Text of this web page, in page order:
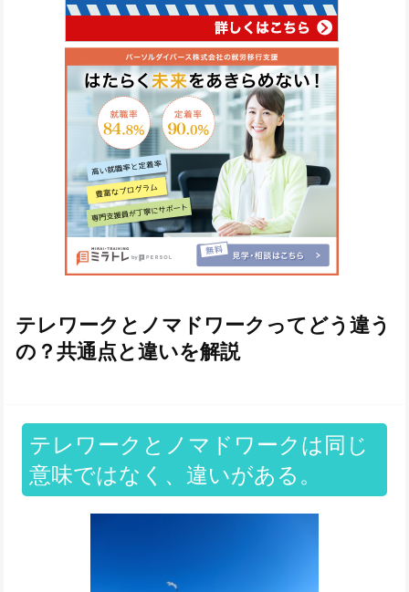
テレワークとノマドワークってどう違う
の？共通点と違いを解説
テレワークとノマドワークは同じ
意味ではなく、違いがある。